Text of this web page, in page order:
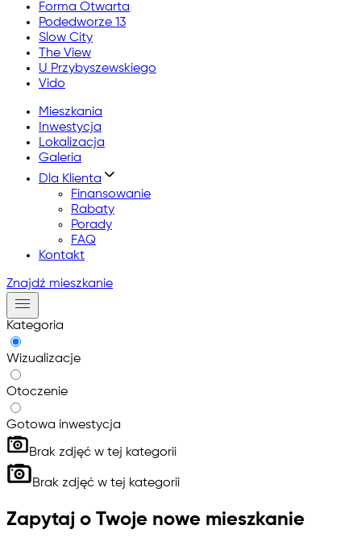
Forma Otwarta
Podedworze 13
Slow City
The View
U Przybyszewskiego
Vido
Mieszkania
Inwestycja
Lokalizacja
Galeria
Dla Klienta
Finansowanie
Rabaty
Porady
FAQ
Kontakt
Znajdź mieszkanie
Kategoria
Wizualizacje
Otoczenie
Gotowa inwestycja
Brak zdjęć w tej kategorii
Brak zdjęć w tej kategorii
Zapytaj o Twoje nowe mieszkanie